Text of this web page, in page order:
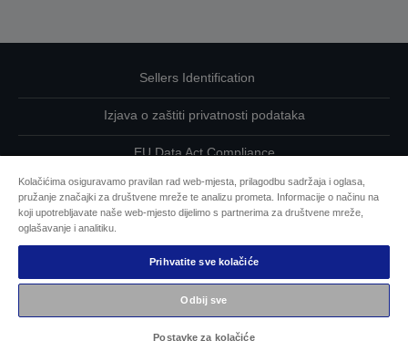
Sellers Identification
Izjava o zaštiti privatnosti podataka
EU Data Act Compliance
Kontaktirajte nas u vezi svojih podataka
Epsonova predanost pristupačnosti
Autorska prava © 2026 Seiko Epson
Kolačićima osiguravamo pravilan rad web-mjesta, prilagodbu sadržaja i oglasa,
pružanje značajki za društvene mreže te analizu prometa. Informacije o načinu na
koji upotrebljavate naše web-mjesto dijelimo s partnerima za društvene mreže,
oglašavanje i analitiku.
Prihvatite sve kolačiće
Odbij sve
Postavke za kolačiće